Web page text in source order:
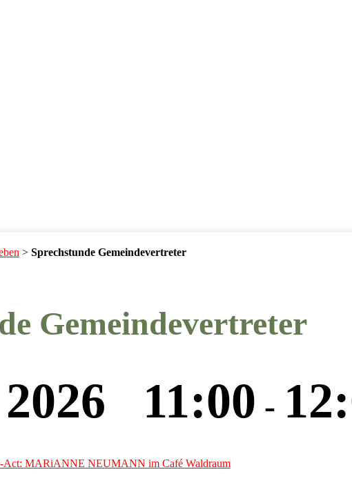
> Sprechstunde Gemeindevertreter
Gemeindevertreter
11:00 -
Act: MARiANNE NEUMANN im Café Waldraum